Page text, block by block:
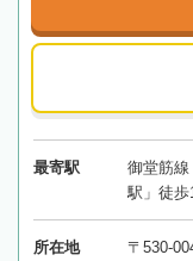
最寄駅
御堂筋
駅」徒
所在地
〒530-